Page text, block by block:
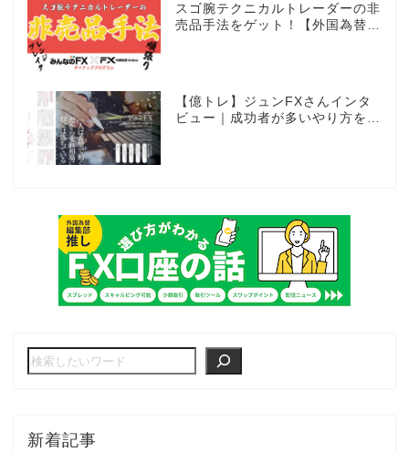
スゴ腕テクニカルトレーダーの非
売品手法をゲット！【外国為替×
【億トレ】ジュンFXさんインタ
ビュー｜成功者が多いやり方を選
新着記事